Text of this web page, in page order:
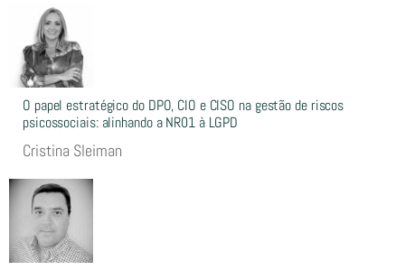
O papel estratégico do DPO, CIO e CISO na gestão de riscos
psicossociais: alinhando a NR01 à LGPD
Cristina Sleiman